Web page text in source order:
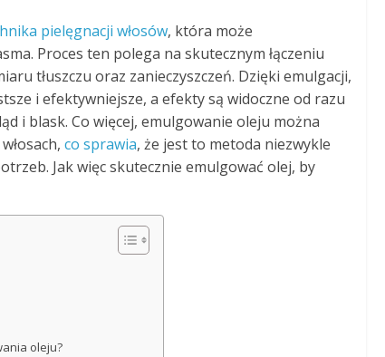
pielęgnacji włosów, która może
Proces ten polega na skutecznym łączeniu
tłuszczu oraz zanieczyszczeń. Dzięki emulgacji,
i efektywniejsze, a efekty są widoczne od razu
i blask. Co więcej, emulgowanie oleju można
co sprawia, że jest to metoda niezwykle
Jak więc skutecznie emulgować olej, by
oleju?